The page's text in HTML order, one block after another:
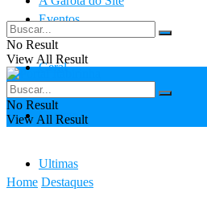
Eventos
Geral
Contato
Ultimas
No Result
View All Result
No Result
View All Result
Home Destaques